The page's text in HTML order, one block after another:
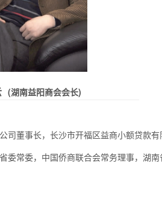
(湖南益阳商会会长)
董事长，长沙市开福区益商小额贷款有
委常委，中国侨商联合会常务理事，湖